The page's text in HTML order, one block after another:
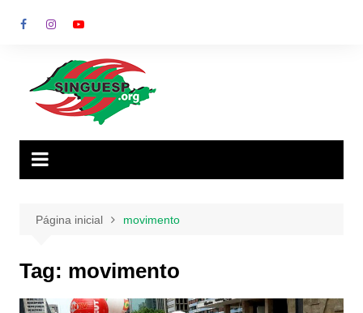
para
Página inicial movimento
Tag: movimento